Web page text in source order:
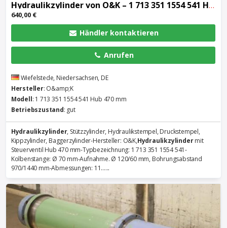
Hydraulikzylindervon O&K – 1 713 351 1554 541 Hub 470 mm
640,00 €
Händler kontaktieren
Anrufen
Wiefelstede, Niedersachsen, DE
Hersteller: O&amp;K
Modell: 1 713 351 1554 541 Hub 470 mm
Betriebszustand: gut
Hydraulikzylinder, Stützzylinder, Hydraulikstempel, Druckstempel,
Kippzylinder, Baggerzylinder-Hersteller: O&K,Hydraulikzylindermit
Steuerventil Hub 470 mm-Typbezeichnung: 1 713 351 1554 541-
Kolbenstange: Ø 70 mm-Aufnahme. Ø 120/60 mm, Bohrungsabstand
970/1440 mm-Abmessungen: 11......